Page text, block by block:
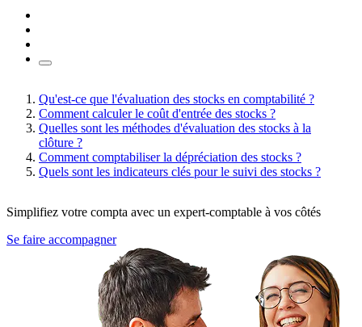
Qu'est-ce que l'évaluation des stocks en comptabilité ?
Comment calculer le coût d'entrée des stocks ?
Quelles sont les méthodes d'évaluation des stocks à la
clôture ?
Comment comptabiliser la dépréciation des stocks ?
Quels sont les indicateurs clés pour le suivi des stocks ?
Simplifiez votre compta avec un expert-comptable à vos côtés
Se faire accompagner